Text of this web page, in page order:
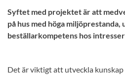
Syftet med projektet är att
på hus med höga miljöprestanda,
beställarkompetens hos
Det är viktigt att utveckla